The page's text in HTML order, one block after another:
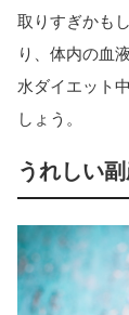
取りすぎかも
り、体内の血
水ダイエット
しょう。
うれしい